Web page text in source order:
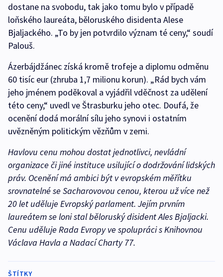
dostane na svobodu, tak jako tomu bylo v případě
loňského laureáta, běloruského disidenta Alese
Bjaljackého. „To by jen potvrdilo význam té ceny,“ soudí
Palouš.
Ázerbájdžánec získá kromě trofeje a diplomu odměnu
60 tisíc eur (zhruba 1,7 milionu korun). „Rád bych vám
jeho jménem poděkoval a vyjádřil vděčnost za udělení
této ceny,“ uvedl ve Štrasburku jeho otec. Doufá, že
ocenění dodá morální sílu jeho synovi i ostatním
uvězněným politickým vězňům v zemi.
Havlovu cenu mohou dostat jednotlivci, nevládní
organizace či jiné instituce usilující o dodržování lidských
práv. Ocenění má ambici být v evropském měřítku
srovnatelné se Sacharovovou cenou, kterou už více než
20 let uděluje Evropský parlament. Jejím prvním
laureátem se loni stal běloruský disident Ales Bjaljacki.
Cenu uděluje Rada Evropy ve spolupráci s Knihovnou
Václava Havla a Nadací Charty 77.
ŠTÍTKY